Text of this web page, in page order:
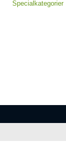
Specialkategorier